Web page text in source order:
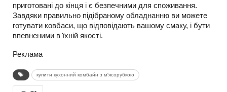
приготовані до кінця і є безпечними для споживання.
Завдяки правильно підібраному обладнанню ви можете
готувати ковбаси, що відповідають вашому смаку, і бути
впевненими в їхній якості.
Реклама
купити кухонний комбайн з м'ясорубкою